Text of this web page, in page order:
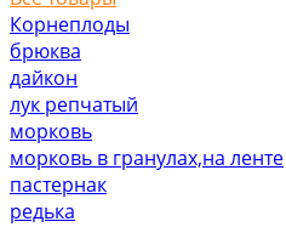
Корнеплоды
брюква
дайкон
лук репчатый
морковь
морковь в гранулах,на ленте
пастернак
редька